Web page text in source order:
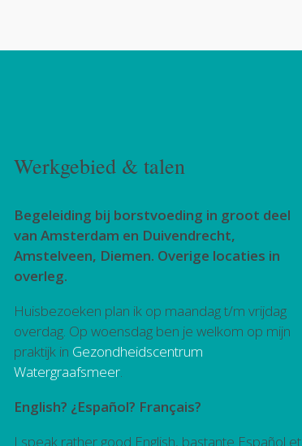
Werkgebied & talen
Begeleiding bij borstvoeding in groot deel
van Amsterdam en Duivendrecht,
Amstelveen, Diemen. Overige locaties in
overleg.
Huisbezoeken plan ik op maandag t/m vrijdag
overdag. Op woensdag ben je welkom op mijn
praktijk in Gezondheidscentrum
Watergraafsmeer.
English? ¿Español? Français?
I speak rather good English, bastante Español et